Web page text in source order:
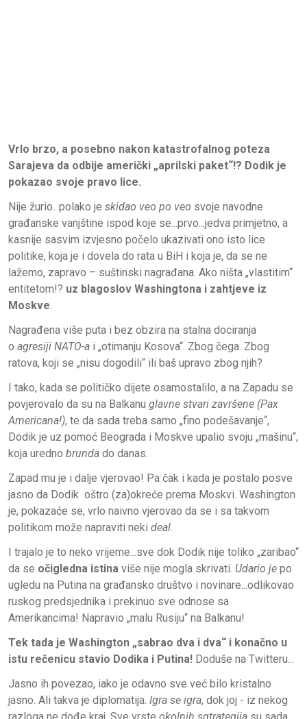
Vrlo brzo, a posebno nakon katastrofalnog poteza
Sarajeva da odbije američki „aprilski paket“!? Dodik je
pokazao svoje pravo lice.
Nije žurio...polako je skidao veo po veo svoje navodne
građanske vanjštine ispod koje se...prvo...jedva primjetno, a
kasnije sasvim izvjesno počelo ukazivati ono isto lice
politike, koja je i dovela do rata u BiH i koja je, da se ne
lažemo, zapravo – suštinski nagrađana. Ako ništa „vlastitim“
entitetom!? uz blagoslov Washingtona i zahtjeve iz
Moskve.
Nagrađena više puta i bez obzira na stalna dociranja
o agresiji NATO-a i „otimanju Kosova“. Zbog čega. Zbog
ratova, koji se „nisu dogodili“ ili baš upravo zbog njih?
I tako, kada se političko dijete osamostalilo, a na Zapadu se
povjerovalo da su na Balkanu glavne stvari završene (Pax
Americana!), te da sada treba samo „fino podešavanje“,
Dodik je uz pomoć Beograda i Moskve upalio svoju „mašinu“,
koja uredno brunda do danas.
Zapad mu je i dalje vjerovao! Pa čak i kada je postalo posve
jasno da Dodik oštro (za)okreće prema Moskvi. Washington
je, pokazaće se, vrlo naivno vjerovao da se i sa takvom
politikom može napraviti neki deal.
I trajalo je to neko vrijeme...sve dok Dodik nije toliko „zaribao“
da se očigledna istina više nije mogla skrivati. Udario je po
ugledu na Putina na građansko društvo i novinare...odlikovao
ruskog predsjednika i prekinuo sve odnose sa
Amerikancima! Napravio „malu Rusiju“ na Balkanu!
Tek tada je Washington „sabrao dva i dva“ i konačno u
istu rečenicu stavio Dodika i Putina! Doduše na Twitteru...
Jasno ih povezao, iako je odavno sve već bilo kristalno
jasno. Ali takva je diplomatija. Igra se igra, dok joj - iz nekog